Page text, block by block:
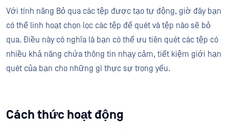
Với tính năng Bỏ qua các tệp được tạo tự động, giờ đây bạn
có thể linh hoạt chọn lọc các tệp để quét và tệp nào sẽ bỏ
qua. Điều này có nghĩa là bạn có thể ưu tiên quét các tệp có
nhiều khả năng chứa thông tin nhạy cảm, tiết kiệm giới hạn
quét của bạn cho những gì thực sự trọng yếu.
Cách thức hoạt động